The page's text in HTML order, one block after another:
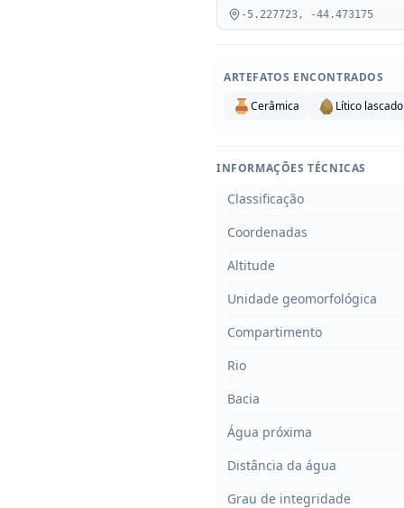
-5.227723, -44.473175
ARTEFATOS ENCONTRADOS
Cerâmica
Lítico lascado
INFORMAÇÕES TÉCNICAS
Classificação
Coordenadas
Altitude
Unidade geomorfológica
Compartimento
Rio
Bacia
Água próxima
Distância da água
Grau de integridade